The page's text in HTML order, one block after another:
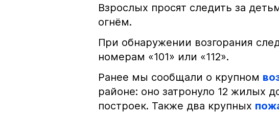
Взрослых просят следить за
огнём.
При обнаружении возгорания
номерам «101» или «112».
Ранее мы сообщали о крупном
районе: оно затронуло 12 жилых
построек. Также два крупных